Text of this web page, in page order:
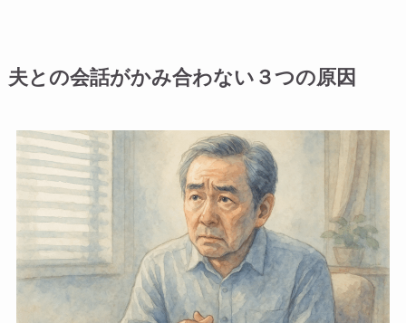
夫との会話がかみ合わない３つの原因